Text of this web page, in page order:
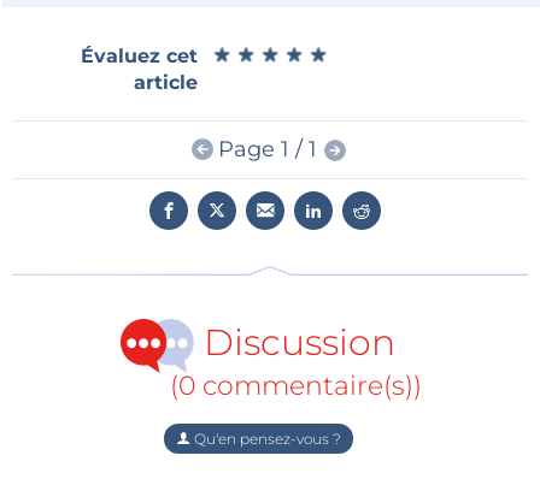
(table des matières comprise) !
En promotion spéciale, le livre à 34,95 € est
accompagné d'une carte de développement
Nucleo L476RG gratuite.
STM32 Nucleo Boards
Évaluez cet
article
★ ★ ★ ★ ★
★ ★ ★ ★ ★
Page 1 / 1
Discussion
(0 commentaire(s))
Qu'en pensez-vous ?